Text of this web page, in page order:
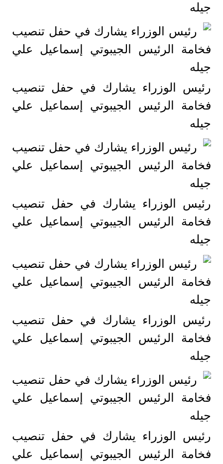
جيله
رئيس الوزراء يشارك في حفل تنصيب
فخامة الرئيس الجيبوتي إسماعيل علي
جيله
رئيس الوزراء يشارك في حفل تنصيب
فخامة الرئيس الجيبوتي إسماعيل علي
جيله
رئيس الوزراء يشارك في حفل تنصيب
فخامة الرئيس الجيبوتي إسماعيل علي
جيله
رئيس الوزراء يشارك في حفل تنصيب
فخامة الرئيس الجيبوتي إسماعيل علي